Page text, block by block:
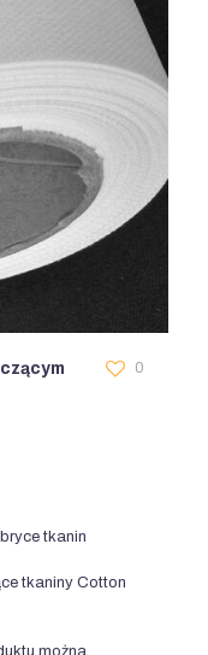
0
tkanin
tkaniny Cotton
można